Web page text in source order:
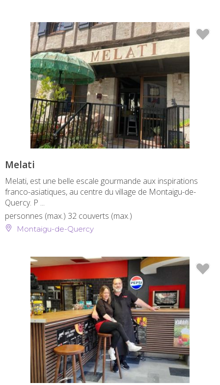
Melati
Melati, est une belle escale gourmande aux inspirations
franco-asiatiques, au centre du village de Montaigu-de-
Quercy. P ...
personnes (max.) 32 couverts (max.)
Montaigu-de-Quercy